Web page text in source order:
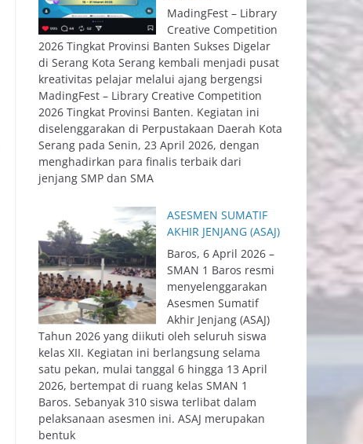
MadingFest – Library
Creative Competition
2026 Tingkat Provinsi Banten Sukses Digelar
di Serang Kota Serang kembali menjadi pusat
kreativitas pelajar melalui ajang bergengsi
MadingFest – Library Creative Competition
2026 Tingkat Provinsi Banten. Kegiatan ini
diselenggarakan di Perpustakaan Daerah Kota
Serang pada Senin, 23 April 2026, dengan
menghadirkan para finalis terbaik dari
jenjang SMP dan SMA
ASESMEN SUMATIF
AKHIR JENJANG (ASAJ)
Baros, 6 April 2026 –
SMAN 1 Baros resmi
menyelenggarakan
Asesmen Sumatif
Akhir Jenjang (ASAJ)
Tahun 2026 yang diikuti oleh seluruh siswa
kelas XII. Kegiatan ini berlangsung selama
satu pekan, mulai tanggal 6 hingga 13 April
2026, bertempat di ruang kelas SMAN 1
Baros. Sebanyak 310 siswa terlibat dalam
pelaksanaan asesmen ini. ASAJ merupakan
bentuk